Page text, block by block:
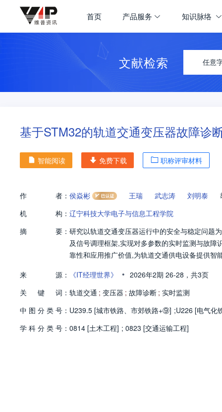
首页 产品服务 知识脉络
文献检索 任意
基于STM32的轨道交通变压器故障诊
智能阅读 免费下载 职称评审材料
作 者： 侯焱彬 王瑞 武志涛 刘明泰
机
构： 辽宁科技大学电子与信息工程学院
摘
要： 研究以轨道交通变压器运行中的安全与稳定问题
及信号调理框架,实现对多参数的实时监测与故
靠性和应用推广价值,为轨道交通供电设备提供智
来
源： 《IT经理世界》 • 2026年2期 26-28， 共3页
关
键 词： 轨道交通 ; 变压器 ; 故障诊断 ; 实时监测
中 图 分 类 号： U239.5 [城市铁路、市郊铁路+⑨] ;U226 [电气化
学 科 分 类 号： 0814 [土木工程] ; 0823 [交通运输工程]